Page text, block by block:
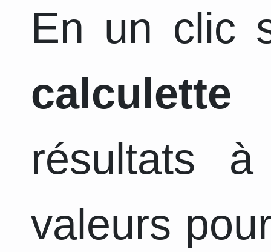
En un clic
calculette
résultats
valeurs